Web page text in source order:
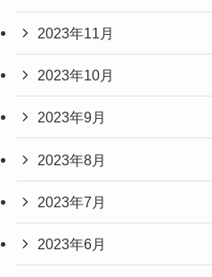
2023年11月
2023年10月
2023年9月
2023年8月
2023年7月
2023年6月